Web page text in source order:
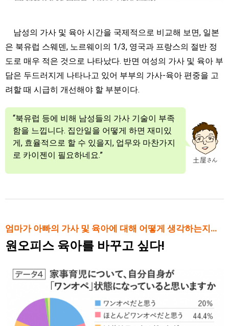
남성의 가사 및 육아 시간을 국제적으로 비교해 보면, 일본
은 북유럽 스웨덴, 노르웨이의 1/3, 영국과 프랑스의 절반 정
도로 매우 적은 것으로 나타났다. 반면 여성의 가사 및 육아 부
담은 두드러지게 나타나고 있어 부부의 가사-육아 편중을 고
려할 때 시급히 개선해야 할 부분이다.
“북유럽 등에 비해 남성들의 가사 기술이 부족
함을 느낍니다. 집안일을 어떻게 하면 재미있
게, 효율적으로 할 수 있을지, 업무와 마찬가지
로 카이젠이 필요하네요.”
엄마가 아빠의 가사 및 육아에 대해 어떻게 생각하는지…
원오피스 육아를 바꾸고 싶다!